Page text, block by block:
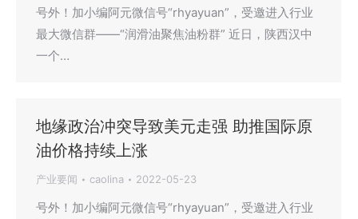
号外！加小编阿元微信号“rhyayuan”，受邀进入行业
最大微信群——“润滑油聚焦油粉群” 近日，陕西汉中
一个…
地缘政治冲突导致美元走强 助推国际原
油价格持续上涨
产业要闻 caolina 2022-05-23
号外！加小编阿元微信号“rhyayuan”，受邀进入行业